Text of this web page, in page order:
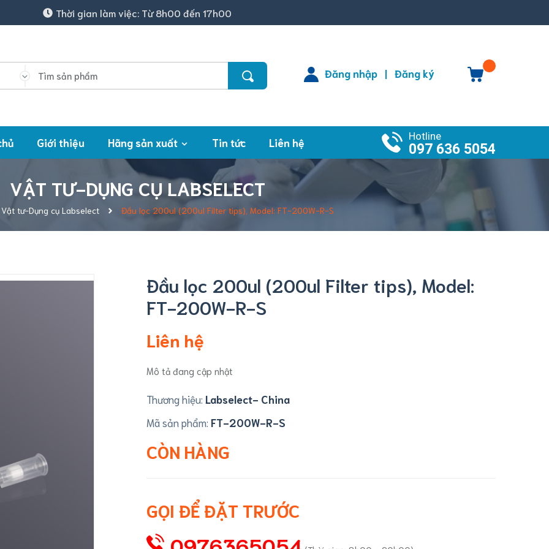
Thời gian làm việc: Từ 8h00 đến 17h00
Đăng nhập | Đăng ký
Giới thiệu Hãng sản xuất Tin tức Liên hệ Hotline
097 636 5054
VẬT TƯ-DỤNG CỤ LABSELECT
Vật tư-Dụng cụ Labselect Đầu lọc 200ul (200ul Filter tips), Model: FT-200W-R-S
Đầu lọc 200ul (200ul Filter tips), Model:
FT-200W-R-S
Liên hệ
Mô tả đang cập nhật
Thương hiệu: Labselect- China
Mã sản phẩm: FT-200W-R-S
CÒN HÀNG
GỌI ĐỂ ĐẶT TRƯỚC